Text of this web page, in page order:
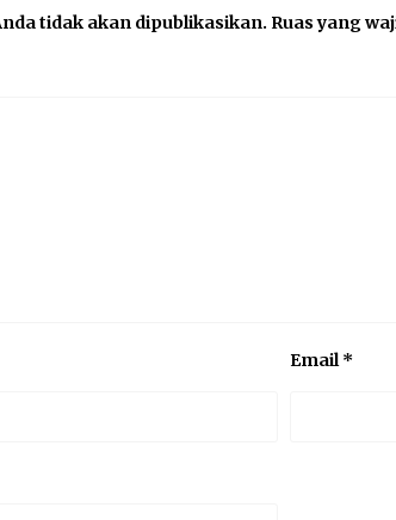
tidak akan dipublikasikan. Ruas yang
Email *